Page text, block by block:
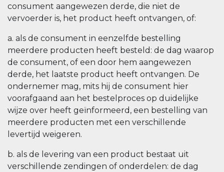
consument aangewezen derde, die niet de
vervoerder is, het product heeft ontvangen, of:
a. als de consument in eenzelfde bestelling
meerdere producten heeft besteld: de dag waarop
de consument, of een door hem aangewezen
derde, het laatste product heeft ontvangen. De
ondernemer mag, mits hij de consument hier
voorafgaand aan het bestelproces op duidelijke
wijze over heeft geïnformeerd, een bestelling van
meerdere producten met een verschillende
levertijd weigeren.
b. als de levering van een product bestaat uit
verschillende zendingen of onderdelen: de dag